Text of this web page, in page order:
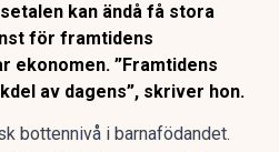
kan ändå få stora
för framtidens
ekonomen. ”Framtidens
av dagens”, skriver hon.
bottennivå i barnafödandet.